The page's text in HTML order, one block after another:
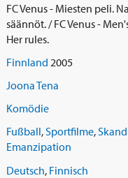
FC Venus - Miesten peli.
säännöt. / FC Venus -
Her rules.
Finnland 2005
Joona Tena
Komödie
Fußball,Sportfilme,
Emanzipation
Deutsch, Finnisch